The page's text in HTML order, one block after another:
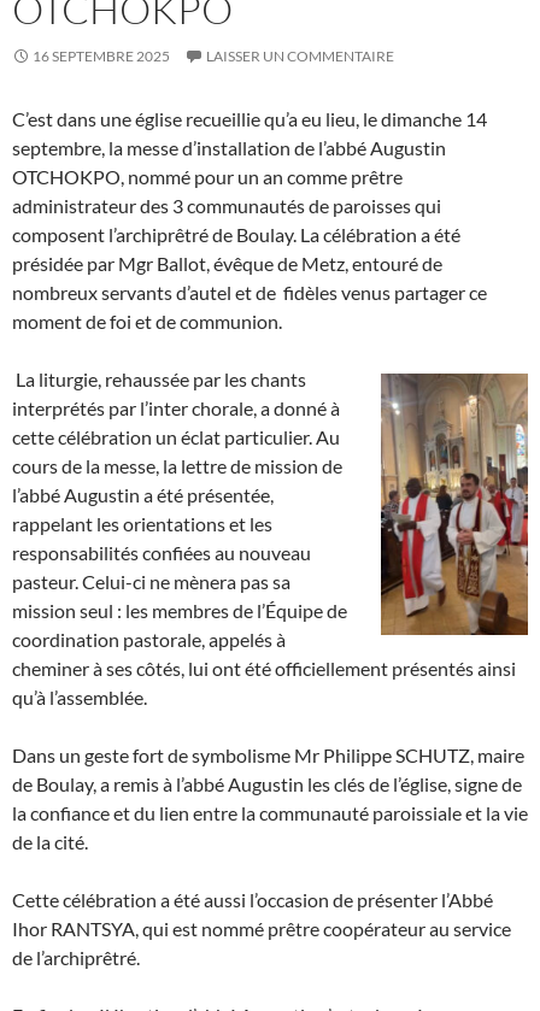
16 SEPTEMBRE 2025 LAISSER UN COMMENTAIRE
C’est dans une église recueillie qu’a eu lieu, le dimanche 14
septembre, la messe d’installation de l’abbé Augustin
OTCHOKPO, nommé pour un an comme prêtre
administrateur des 3 communautés de paroisses qui
composent l’archiprêtré de Boulay. La célébration a été
présidée par Mgr Ballot, évêque de Metz, entouré de
nombreux servants d’autel et de fidèles venus partager ce
moment de foi et de communion.
La liturgie, rehaussée par les chants
interprétés par l’inter chorale, a donné à
cette célébration un éclat particulier. Au
cours de la messe, la lettre de mission de
l’abbé Augustin a été présentée,
rappelant les orientations et les
responsabilités confiées au nouveau
pasteur. Celui-ci ne mènera pas sa
mission seul : les membres de l’Équipe de
coordination pastorale, appelés à
cheminer à ses côtés, lui ont été officiellement présentés ainsi
qu’à l’assemblée.
Dans un geste fort de symbolisme Mr Philippe SCHUTZ, maire
de Boulay, a remis à l’abbé Augustin les clés de l’église, signe de
la confiance et du lien entre la communauté paroissiale et la vie
de la cité.
Cette célébration a été aussi l’occasion de présenter l’Abbé
Ihor RANTSYA, qui est nommé prêtre coopérateur au service
de l’archiprêtré.